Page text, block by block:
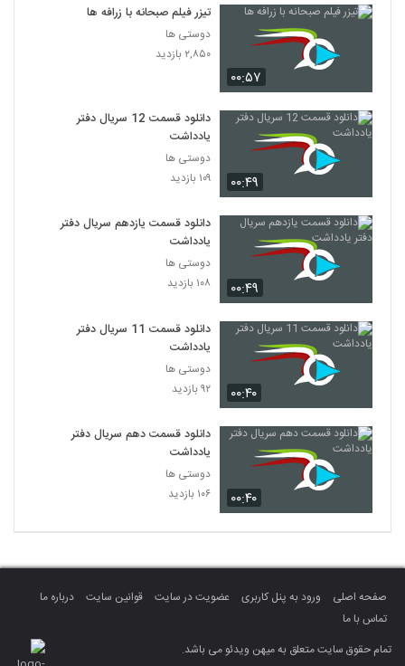
۰۰:۵۷
تیزر فیلم صبحانه با زرافه ها
دوستی ها
۲,۸۵۰ بازدید
۰۰:۴۹
دانلود قسمت 12 سریال دفتر
یادداشت
دوستی ها
۱۰۹ بازدید
۰۰:۴۹
دانلود قسمت یازدهم سریال دفتر
یادداشت
دوستی ها
۱۰۸ بازدید
۰۰:۴۰
دانلود قسمت 11 سریال دفتر
یادداشت
دوستی ها
۹۲ بازدید
۰۰:۴۰
دانلود قسمت دهم سریال دفتر
یادداشت
دوستی ها
۱۰۶ بازدید
صفحه اصلی ورود به پنل کاربری عضویت در سایت قوانین سایت
درباره ما
تماس با ما
تمام حقوق سایت متعلق به میهن ویدئو می باشد.